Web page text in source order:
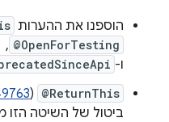
הוספנו את ההערות
@OpenForTesting
, ‏
ו-
@ReturnThis
(
ביטול של השיטה הזו